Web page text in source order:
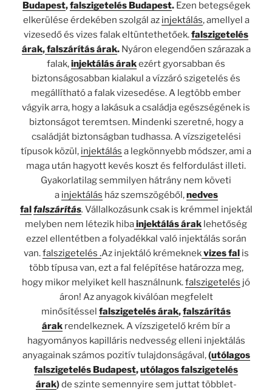
Budapest,falszigetelés Budapest. Ezen betegségek
elkerülése érdekében szolgál az injektálás, amellyel a
vizesedő és vizes falak eltüntethetőek.falszigetelés
árak,falszárítás árak.Nyáron elegendően szárazak a
falak,injektálás árakezért gyorsabban és
biztonságosabban kialakul a vízzáró szigetelés és
megállítható a falak vizesedése. A legtöbb ember
vágyik arra, hogy a lakásuk a családja egészségének is
biztonságot teremtsen. Mindenki szeretné, hogy a
családját biztonságban tudhassa. A vízszigetelési
típusok közül, injektálás a legkönnyebb módszer, ami a
maga után hagyott kevés koszt és felfordulást illeti.
Gyakorlatilag semmilyen hátrány nem követi
a injektálás ház szemszögéből,nedves
falfalszárítás. Vállalkozásunk csak is krémmel injektál
melyben nem létezik hibainjektálás árak lehetőség
ezzel ellentétben a folyadékkal való injektálás során
van.falszigetelés .Az injektáló krémeknekvizes falis
több típusa van, ezt a fal felépítése határozza meg,
hogy mikor melyiket kell használnunk.falszigetelés jó
áron! Az anyagok kiválóan megfelelt
minősítéssel falszigetelés árak,falszárítás
árak rendelkeznek. A vízszigetelő krém bír a
hagyományos kapilláris nedvesség elleni injektálás
anyagainak számos pozitív tulajdonságával,(utólagos
falszigetelés Budapest,utólagos falszigetelés
árak)de szinte semennyire sem juttat többlet-